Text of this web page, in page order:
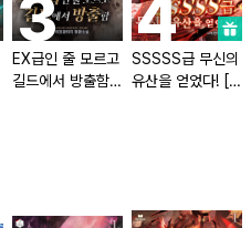
EX급인 줄 모르고
길드에서 방출함
SSSSS급 무신의
유산을 얻었다! [단